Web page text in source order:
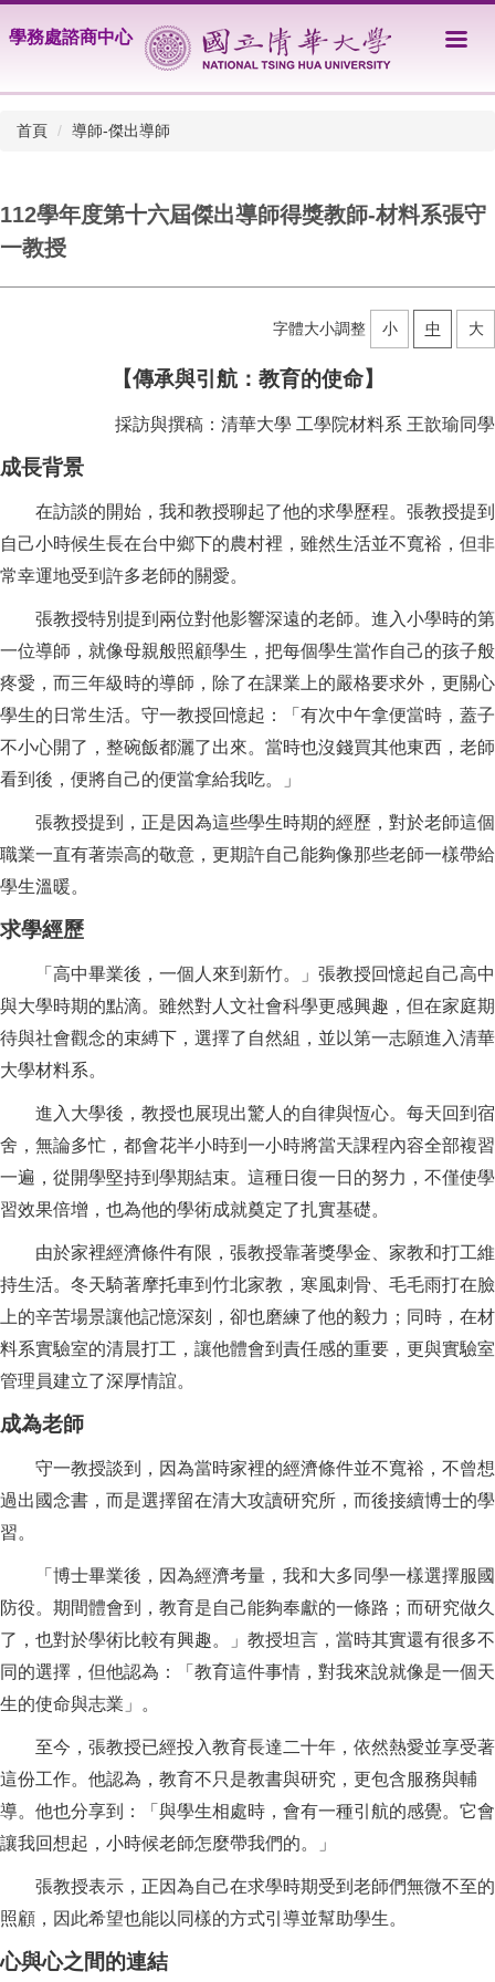
到
容
學務處諮商中心
首頁 導師-傑出導師
112學年度第十六屆傑出導師得獎教師-材料系張守
一教授
字體大小調整 小 中 大
【傳承與引航：教育的使命】
採訪與撰稿：清華大學 工學院材料系 王歆瑜同學
成長背景
在訪談的開始，我和教授聊起了他的求學歷程。張教授提到
自己小時候生長在台中鄉下的農村裡，雖然生活並不寬裕，但非
常幸運地受到許多老師的關愛。
張教授特別提到兩位對他影響深遠的老師。進入小學時的第
一位導師，就像母親般照顧學生，把每個學生當作自己的孩子般
疼愛，而三年級時的導師，除了在課業上的嚴格要求外，更關心
學生的日常生活。守一教授回憶起：「有次中午拿便當時，蓋子
不小心開了，整碗飯都灑了出來。當時也沒錢買其他東西，老師
看到後，便將自己的便當拿給我吃。」
張教授提到，正是因為這些學生時期的經歷，對於老師這個
職業一直有著崇高的敬意，更期許自己能夠像那些老師一樣帶給
學生溫暖。
求學經歷
「高中畢業後，一個人來到新竹。」張教授回憶起自己高中
與大學時期的點滴。雖然對人文社會科學更感興趣，但在家庭期
待與社會觀念的束縛下，選擇了自然組，並以第一志願進入清華
大學材料系。
進入大學後，教授也展現出驚人的自律與恆心。每天回到宿
舍，無論多忙，都會花半小時到一小時將當天課程內容全部複習
一遍，從開學堅持到學期結束。這種日復一日的努力，不僅使學
習效果倍增，也為他的學術成就奠定了扎實基礎。
由於家裡經濟條件有限，張教授靠著獎學金、家教和打工維
持生活。冬天騎著摩托車到竹北家教，寒風刺骨、毛毛雨打在臉
上的辛苦場景讓他記憶深刻，卻也磨練了他的毅力；同時，在材
料系實驗室的清晨打工，讓他體會到責任感的重要，更與實驗室
管理員建立了深厚情誼。
成為老師
守一教授談到，因為當時家裡的經濟條件並不寬裕，不曾想
過出國念書，而是選擇留在清大攻讀研究所，而後接續博士的學
習。
「博士畢業後，因為經濟考量，我和大多同學一樣選擇服國
防役。期間體會到，教育是自己能夠奉獻的一條路；而研究做久
了，也對於學術比較有興趣。」教授坦言，當時其實還有很多不
同的選擇，但他認為：「教育這件事情，對我來說就像是一個天
生的使命與志業」。
至今，張教授已經投入教育長達二十年，依然熱愛並享受著
這份工作。他認為，教育不只是教書與研究，更包含服務與輔
導。他也分享到：「與學生相處時，會有一種引航的感覺。它會
讓我回想起，小時候老師怎麼帶我們的。」
張教授表示，正因為自己在求學時期受到老師們無微不至的
照顧，因此希望也能以同樣的方式引導並幫助學生。
心與心之間的連結